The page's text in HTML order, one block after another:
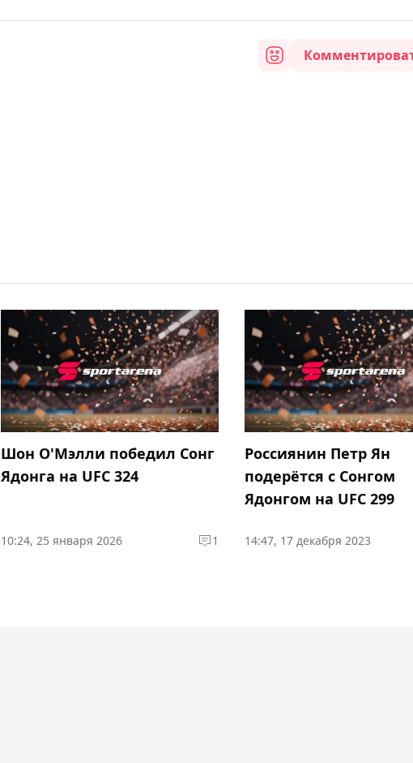
Шон О'Мэлли победил Сонг
Ядонга на UFC 324
10:24, 25 января 2026 1
Россиянин Петр Ян
подерётся с Сонгом
Ядонгом на UFC 299
14:47, 17 декабря 2023